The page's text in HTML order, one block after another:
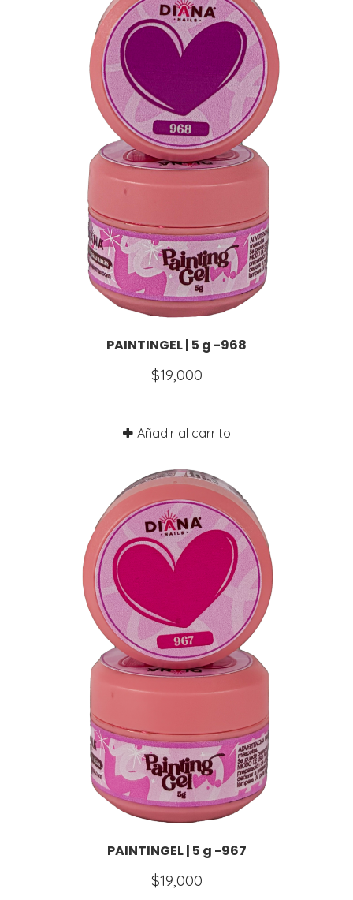
PAINTINGEL | 5 g -968
$19,000
Añadir al carrito
PAINTINGEL | 5 g -967
$19,000